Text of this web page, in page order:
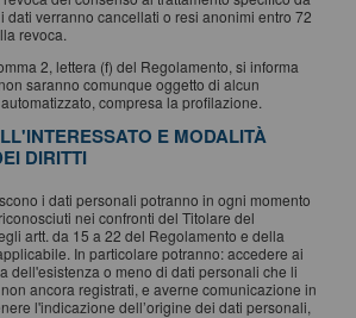
dati verranno cancellati o resi anonimi entro 72
revoca.
2, lettera (f) del Regolamento, si informa
saranno comunque oggetto di alcun
compresa la profilazione.
E MODALITÀ
DIRITTI
i dati personali potranno in ogni momento
nei confronti del Titolare del
artt. da 15 a 22 del Regolamento e della
In particolare potranno: accedere ai
dell'esistenza o meno di dati personali che li
ancora registrati, e averne comunicazione in
l'indicazione dell’origine dei dati personali,